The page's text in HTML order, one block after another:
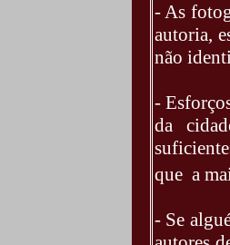
- As
autoria,
não
-
da
que a
- Se